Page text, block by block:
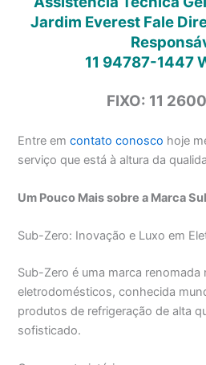
Jardim Everest Fale
11 94787-1447
FIXO: 11
Entre emcontato conosco hoje
serviço que está à altura da
Um Pouco Mais sobre a Marca
Sub-Zero: Inovação e Luxo em
Sub-Zero é uma marca renomada
eletrodomésticos, conhecida
produtos de refrigeração de alta
sofisticado.